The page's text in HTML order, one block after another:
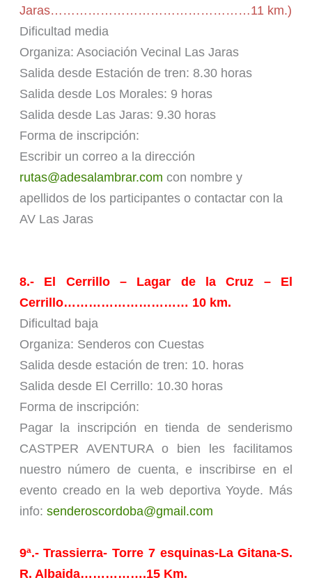
Jaras…………………………………………11 km.)
Dificultad media
Organiza: Asociación Vecinal Las Jaras
Salida desde Estación de tren: 8.30 horas
Salida desde Los Morales: 9 horas
Salida desde Las Jaras: 9.30 horas
Forma de inscripción:
Escribir un correo a la dirección
rutas@adesalambrar.com con nombre y
apellidos de los participantes o contactar con la
AV Las Jaras
8.- El Cerrillo – Lagar de la Cruz – El
Cerrillo………………………… 10 km.
Dificultad baja
Organiza: Senderos con Cuestas
Salida desde estación de tren: 10. horas
Salida desde El Cerrillo: 10.30 horas
Forma de inscripción:
Pagar la inscripción en tienda de senderismo
CASTPER AVENTURA o bien les facilitamos
nuestro número de cuenta, e inscribirse en el
evento creado en la web deportiva Yoyde. Más
info: senderoscordoba@gmail.com
9ª.- Trassierra- Torre 7 esquinas-La Gitana-S.
R. Albaida…………….15 Km.